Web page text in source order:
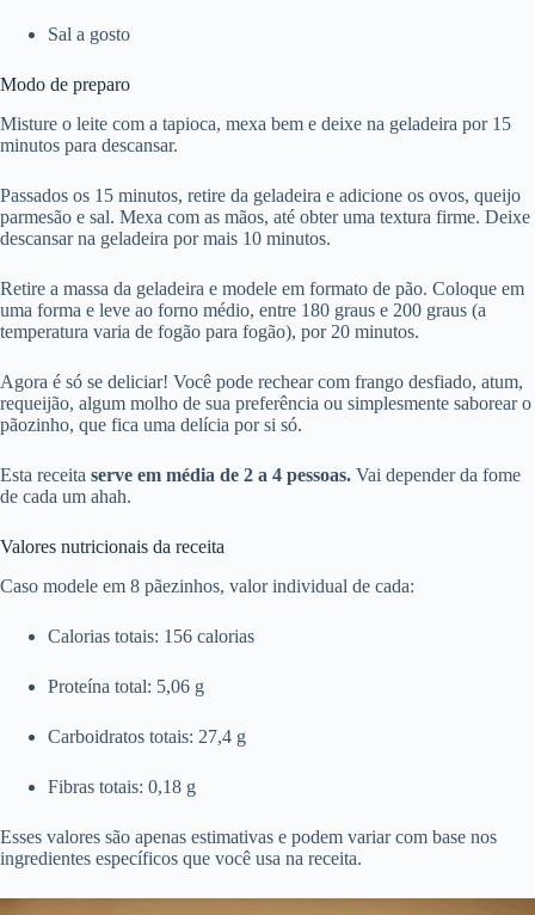
Sal a gosto
Modo de preparo
Misture o leite com a tapioca, mexa bem e deixe na geladeira por 15
minutos para descansar.
Passados os 15 minutos, retire da geladeira e adicione os ovos, queijo
parmesão e sal. Mexa com as mãos, até obter uma textura firme. Deixe
descansar na geladeira por mais 10 minutos.
Retire a massa da geladeira e modele em formato de pão. Coloque em
uma forma e leve ao forno médio, entre 180 graus e 200 graus (a
temperatura varia de fogão para fogão), por 20 minutos.
Agora é só se deliciar! Você pode rechear com frango desfiado, atum,
requeijão, algum molho de sua preferência ou simplesmente saborear o
pãozinho, que fica uma delícia por si só.
Esta receita serve em média de 2 a 4 pessoas. Vai depender da fome
de cada um ahah.
Valores nutricionais da receita
Caso modele em 8 pãezinhos, valor individual de cada:
Calorias totais: 156 calorias
Proteína total: 5,06 g
Carboidratos totais: 27,4 g
Fibras totais: 0,18 g
Esses valores são apenas estimativas e podem variar com base nos
ingredientes específicos que você usa na receita.